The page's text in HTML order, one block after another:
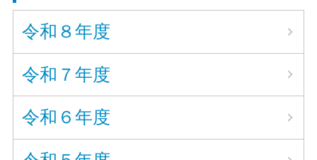
令和８年度
令和７年度
令和６年度